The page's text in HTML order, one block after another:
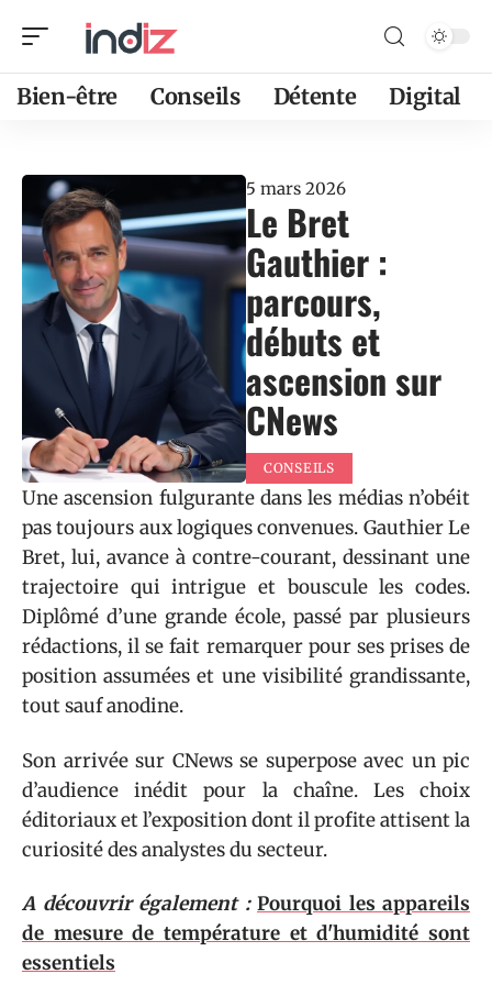
Bien-être Conseils Détente Digital
5 mars 2026
Le Bret
Gauthier :
parcours,
débuts et
ascension sur
CNews
CONSEILS
Une ascension fulgurante dans les médias n’obéit
pas toujours aux logiques convenues. Gauthier Le
Bret, lui, avance à contre-courant, dessinant une
trajectoire qui intrigue et bouscule les codes.
Diplômé d’une grande école, passé par plusieurs
rédactions, il se fait remarquer pour ses prises de
position assumées et une visibilité grandissante,
tout sauf anodine.
Son arrivée sur CNews se superpose avec un pic
d’audience inédit pour la chaîne. Les choix
éditoriaux et l’exposition dont il profite attisent la
curiosité des analystes du secteur.
A découvrir également : Pourquoi les appareils
de mesure de température et d'humidité sont
essentiels